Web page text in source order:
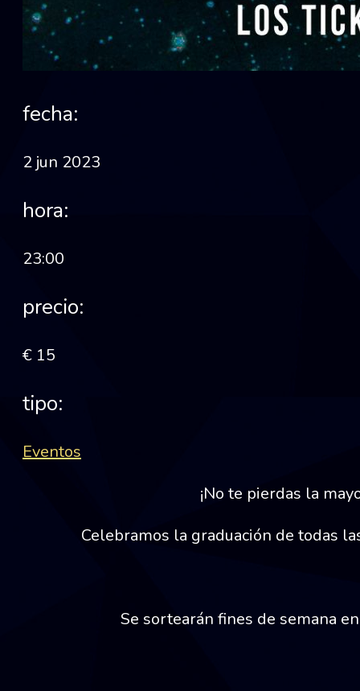
fecha:
2 jun 2023
hora:
23:00
precio:
€ 15
tipo:
Eventos
¡No te pierdas la
Celebramos la graduación de todas
Se sortearán fines de semana